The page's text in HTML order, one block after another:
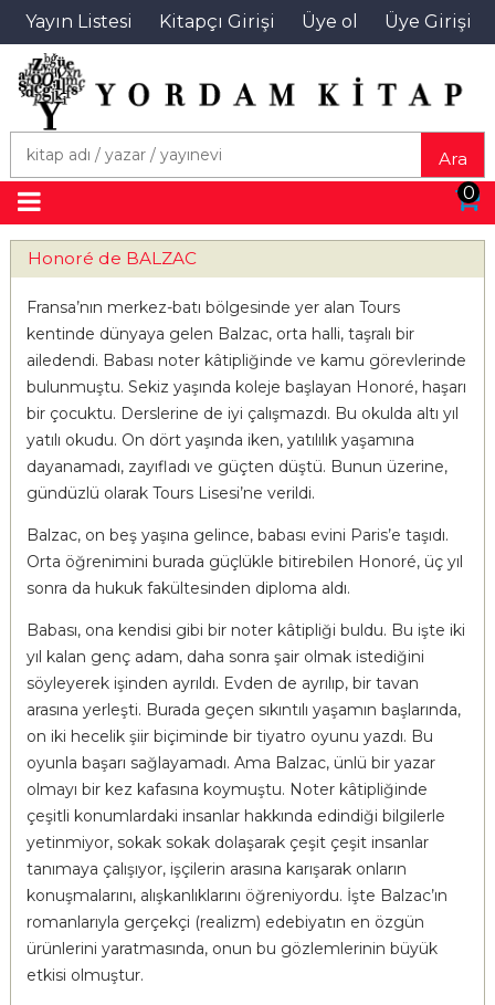
Yayın Listesi Kitapçı Girişi Üye ol Üye Girişi
Ara
0
Honoré de BALZAC
Fransa’nın merkez-batı bölgesinde yer alan Tours
kentinde dünyaya gelen Balzac, orta halli, taşralı bir
ailedendi. Babası noter kâtipliğinde ve kamu görevlerinde
bulunmuştu. Sekiz yaşında koleje başlayan Honoré, haşarı
bir çocuktu. Derslerine de iyi çalışmazdı. Bu okulda altı yıl
yatılı okudu. On dört yaşında iken, yatılılık yaşamına
dayanamadı, zayıfladı ve güçten düştü. Bunun üzerine,
gündüzlü olarak Tours Lisesi’ne verildi.
Balzac, on beş yaşına gelince, babası evini Paris’e taşıdı.
Orta öğrenimini burada güçlükle bitirebilen Honoré, üç yıl
sonra da hukuk fakültesinden diploma aldı.
Babası, ona kendisi gibi bir noter kâtipliği buldu. Bu işte iki
yıl kalan genç adam, daha sonra şair olmak istediğini
söyleyerek işinden ayrıldı. Evden de ayrılıp, bir tavan
arasına yerleşti. Burada geçen sıkıntılı yaşamın başlarında,
on iki hecelik şiir biçiminde bir tiyatro oyunu yazdı. Bu
oyunla başarı sağlayamadı. Ama Balzac, ünlü bir yazar
olmayı bir kez kafasına koymuştu. Noter kâtipliğinde
çeşitli konumlardaki insanlar hakkında edindiği bilgilerle
yetinmiyor, sokak sokak dolaşarak çeşit çeşit insanlar
tanımaya çalışıyor, işçilerin arasına karışarak onların
konuşmalarını, alışkanlıklarını öğreniyordu. İşte Balzac’ın
romanlarıyla gerçekçi (realizm) edebiyatın en özgün
ürünlerini yaratmasında, onun bu gözlemlerinin büyük
etkisi olmuştur.